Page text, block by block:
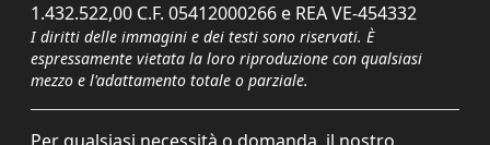
1.432.522,00 C.F. 05412000266 e REA VE-454332
I diritti delle immagini e dei testi sono riservati. È
espressamente vietata la loro riproduzione con qualsiasi
mezzo e l'adattamento totale o parziale.